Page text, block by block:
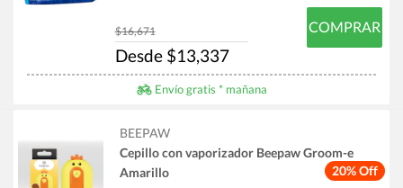
$16,671
Desde $13,337
COMPRAR
Envío gratis * mañana
20% Off
BEEPAW
Cepillo con vaporizador Beepaw Groom-e
Amarillo